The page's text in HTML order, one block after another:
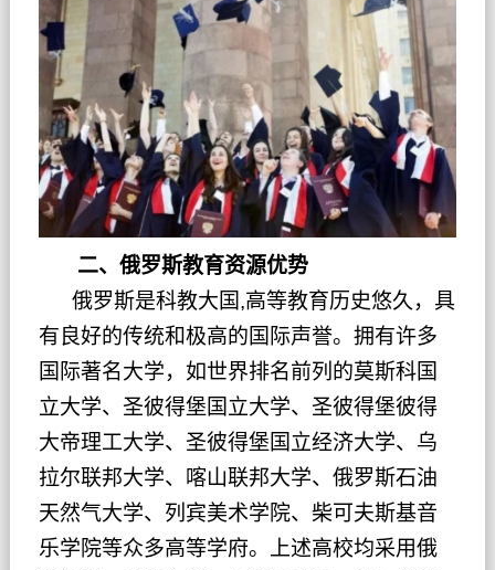
二、俄罗斯教育资源优势
俄罗斯是科教大国,高等教育历史悠久，具
有良好的传统和极高的国际声誉。拥有许多
国际著名大学，如世界排名前列的莫斯科国
立大学、圣彼得堡国立大学、圣彼得堡彼得
大帝理工大学、圣彼得堡国立经济大学、乌
拉尔联邦大学、喀山联邦大学、俄罗斯石油
天然气大学、列宾美术学院、柴可夫斯基音
乐学院等众多高等学府。上述高校均采用俄